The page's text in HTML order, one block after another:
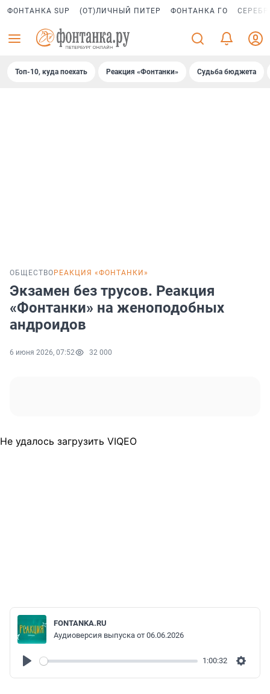
ФОНТАНКА SUP (ОТ)ЛИЧНЫЙ ПИТЕР ФОНТАНКА ГО
Топ-10, куда поехать Реакция «Фонтанки» Судьба бюджета
ОБЩЕСТВО РЕАКЦИЯ «ФОНТАНКИ»
Экзамен без трусов. Реакция
«Фонтанки» на женоподобных
андроидов
6 июня 2026, 07:52 32 000
Не удалось загрузить VIQEO
FONTANKA.RU
Аудиоверсия выпуска от 06.06.2026
1:00:32